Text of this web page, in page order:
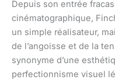
Depuis son entrée
cinématographique,
un simple réalisateur,
de l’angoisse et de la
synonyme d’une
perfectionnisme visuel